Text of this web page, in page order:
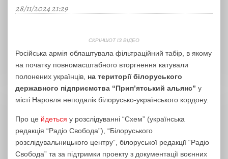
28/11/2024 21:29
СКРІНШОТ ІЗ ВІДЕО
Російська армія облаштувала фільтраційний табір, в якому
на початку повномасштабного вторгнення катували
полонених українців, на території білоруського
державного підприємства “Прип’ятський альянс” у
місті Наровля неподалік білорусько-українського кордону.
Про це йдеться у розслідуванні “Схем” (українська
редакція “Радіо Свобода”), “Білоруського
розслідувальницького центру”, білоруської редакції “Радіо
Свобода” та за підтримки проекту з документації воєнних